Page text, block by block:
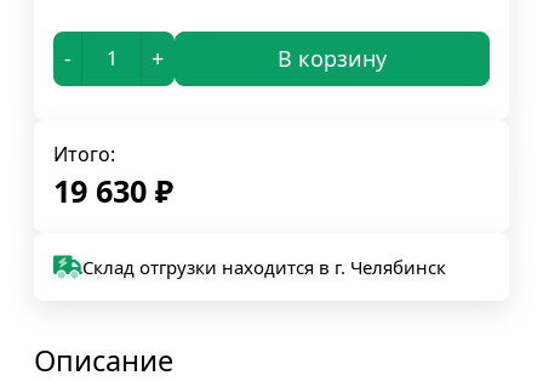
- + В корзину
Итого:
19 630 ₽
Склад отгрузки находится в г. Челябинск
Описание